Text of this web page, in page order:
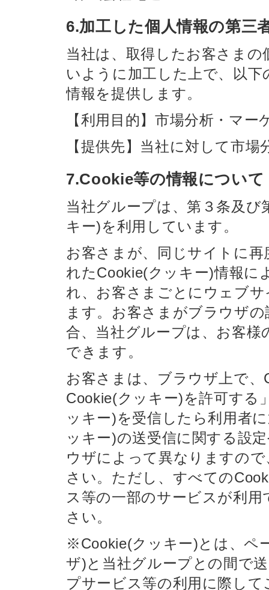
6.加工した個人情報の第三
当社は、取得したお客さま
いように加工した上で、以
情報を提供します。
【利用目的】市場分析・マー
【提供先】当社に対して市
7.Cookie等の情報について
当社グループは、第３条及
キー)を利用しています。
お客さまが、同じサイトに
れたCookie(クッキー)情報に
れ、お客さまごとにウェブ
ます。お客さまがブラウザ
合、当社グループは、お客
できます。
お客さまは、ブラウザ上で
Cookie(クッキー)を許可する
ッキー)を受信したら利用者
ッキー)の送受信に関する設
ウザによって異なりますの
さい。ただし、すべての
ス等の一部のサービスが利
さい。
※Cookie(クッキー)とは、ペ
ザ)と当社グループとの間で
プサービス等の利用に際し